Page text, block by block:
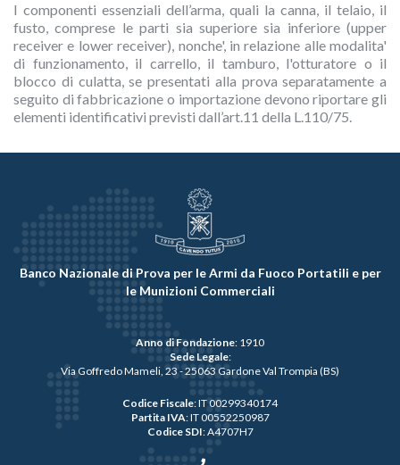
I componenti essenziali dell’arma, quali la canna, il telaio, il
fusto, comprese le parti sia superiore sia inferiore (upper
receiver e lower receiver), nonche', in relazione alle modalita'
di funzionamento, il carrello, il tamburo, l'otturatore o il
blocco di culatta, se presentati alla prova separatamente a
seguito di fabbricazione o importazione devono riportare gli
elementi identificativi previsti dall’art.11 della L.110/75.
Banco Nazionale di Prova per le Armi da Fuoco Portatili e per
le Munizioni Commerciali
Anno di Fondazione: 1910
Sede Legale:
Via Goffredo Mameli, 23 - 25063 Gardone Val Trompia (BS)
Codice Fiscale: IT 00299340174
Partita IVA: IT 00552250987
Codice SDI: A4707H7